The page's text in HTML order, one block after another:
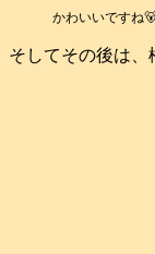
かわいいですね
そしてその後は、